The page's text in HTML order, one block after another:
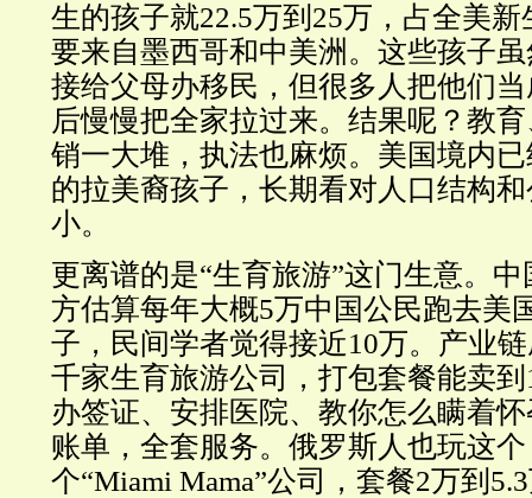
生的孩子就22.5万到25万，占全美
要来自墨西哥和中美洲。这些孩子
接给父母办移民，但很多人把他们当
后慢慢把全家拉过来。结果呢？教
销一大堆，执法也麻烦。美国境内
的拉美裔孩子，长期看对人口结构
小。
更离谱的是“生育旅游”这门生意。
方估算每年大概5万中国公民跑去美
子，民间学者觉得接近10万。产业
千家生育旅游公司，打包套餐能卖
办签证、安排医院、教你怎么瞒着
账单，全套服务。俄罗斯人也玩这
个“Miami Mama”公司，套餐2万到